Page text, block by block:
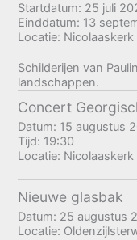
Startdatum: 25 juli
Einddatum: 13
Locatie: Nicolaaskerk
Schilderijen van
landschappen.
Concert
Datum: 15 augustus
Tijd: 19:30
Locatie: Nicolaaskerk
Nieuwe glasbak
Datum: 25 augustus
Locatie: